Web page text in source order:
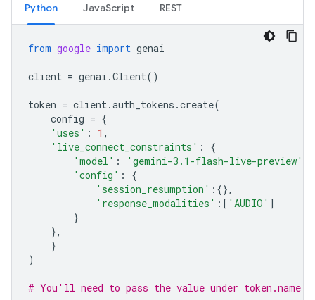
Python JavaScript REST
from google import genai
client = genai .Client()
token = client.auth_tokens .create(
config = {
'uses' : 1 ,
'live_connect_constraints' :
{
'model' : 'gemini-3.1-flash-live-preview'
'config' :
{
'session_resumption' :{},
'response_modalities' :[ 'AUDIO' ]
}
},
}
)
# You'll need to pass the value under